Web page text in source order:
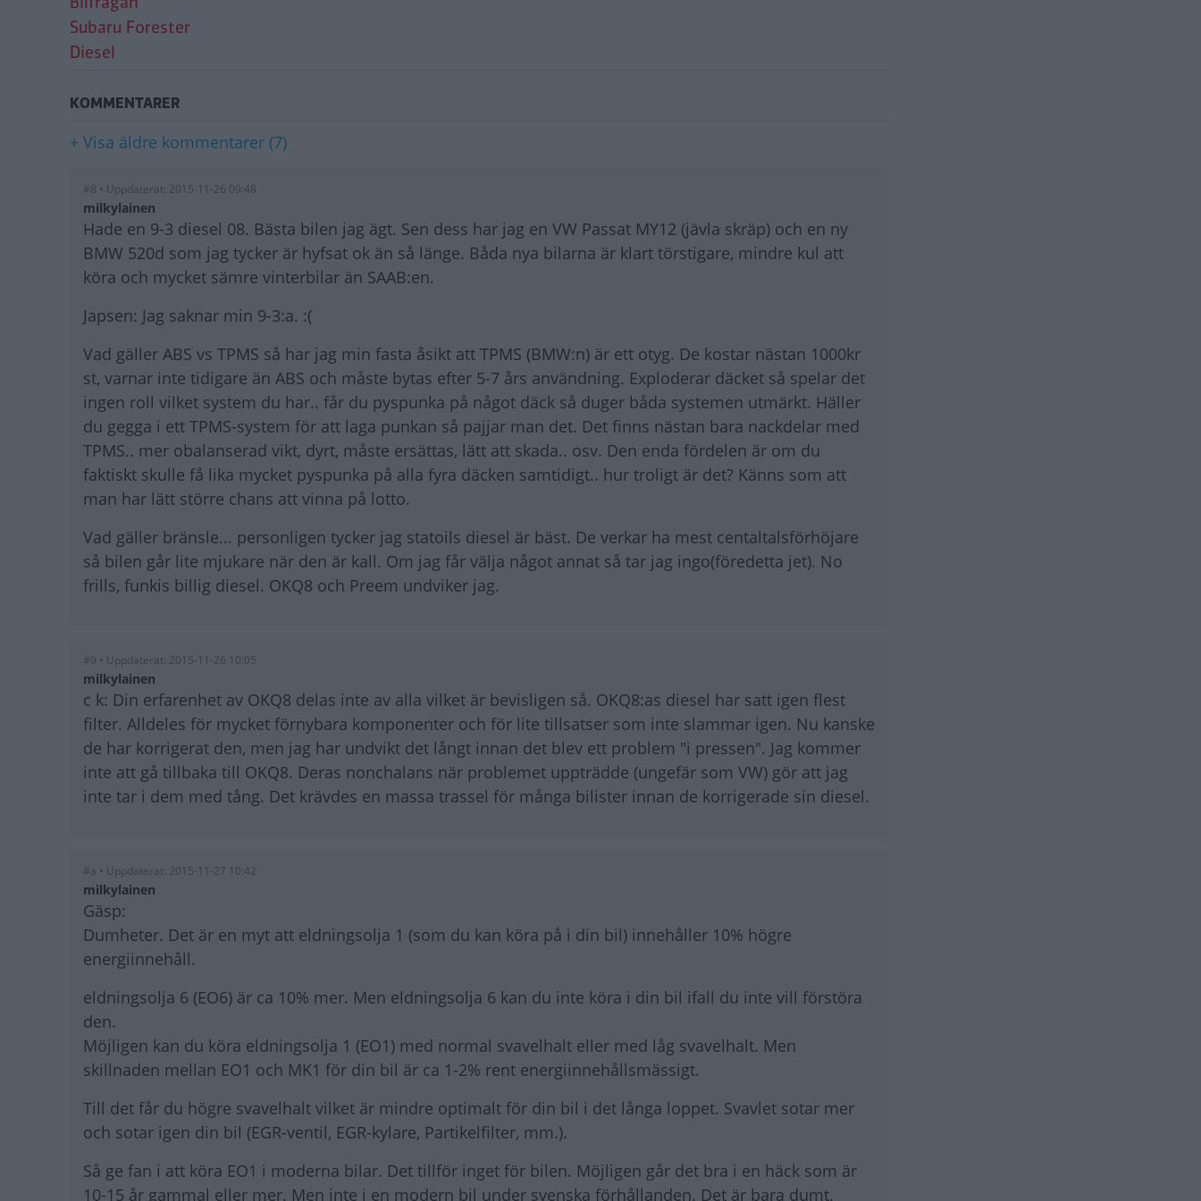
Subaru Forester
Diesel
KOMMENTARER
+ Visa äldre kommentarer (7)
#8 • Uppdaterat: 2015-11-26 09:48
milkylainen
Hade en 9-3 diesel 08. Bästa bilen jag ägt. Sen dess har jag en VW Passat MY12 (jävla skräp) och en ny
BMW 520d som jag tycker är hyfsat ok än så länge. Båda nya bilarna är klart törstigare, mindre kul att
köra och mycket sämre vinterbilar än SAAB:en.
Japsen: Jag saknar min 9-3:a. :(
Vad gäller ABS vs TPMS så har jag min fasta åsikt att TPMS (BMW:n) är ett otyg. De kostar nästan 1000kr
st, varnar inte tidigare än ABS och måste bytas efter 5-7 års användning. Exploderar däcket så spelar det
ingen roll vilket system du har.. får du pyspunka på något däck så duger båda systemen utmärkt. Häller
du gegga i ett TPMS-system för att laga punkan så pajjar man det. Det finns nästan bara nackdelar med
TPMS.. mer obalanserad vikt, dyrt, måste ersättas, lätt att skada.. osv. Den enda fördelen är om du
faktiskt skulle få lika mycket pyspunka på alla fyra däcken samtidigt.. hur troligt är det? Känns som att
man har lätt större chans att vinna på lotto.
Vad gäller bränsle... personligen tycker jag statoils diesel är bäst. De verkar ha mest centaltalsförhöjare
så bilen går lite mjukare när den är kall. Om jag får välja något annat så tar jag ingo(föredetta jet). No
frills, funkis billig diesel. OKQ8 och Preem undviker jag.
#9 • Uppdaterat: 2015-11-26 10:05
milkylainen
c k: Din erfarenhet av OKQ8 delas inte av alla vilket är bevisligen så. OKQ8:as diesel har satt igen flest
filter. Alldeles för mycket förnybara komponenter och för lite tillsatser som inte slammar igen. Nu kanske
de har korrigerat den, men jag har undvikt det långt innan det blev ett problem "i pressen". Jag kommer
inte att gå tillbaka till OKQ8. Deras nonchalans när problemet uppträdde (ungefär som VW) gör att jag
inte tar i dem med tång. Det krävdes en massa trassel för många bilister innan de korrigerade sin diesel.
#a • Uppdaterat: 2015-11-27 10:42
milkylainen
Gäsp:
Dumheter. Det är en myt att eldningsolja 1 (som du kan köra på i din bil) innehåller 10% högre
energiinnehåll.
eldningsolja 6 (EO6) är ca 10% mer. Men eldningsolja 6 kan du inte köra i din bil ifall du inte vill förstöra
den.
Möjligen kan du köra eldningsolja 1 (EO1) med normal svavelhalt eller med låg svavelhalt. Men
skillnaden mellan EO1 och MK1 för din bil är ca 1-2% rent energiinnehållsmässigt.
Till det får du högre svavelhalt vilket är mindre optimalt för din bil i det långa loppet. Svavlet sotar mer
och sotar igen din bil (EGR-ventil, EGR-kylare, Partikelfilter, mm.).
Så ge fan i att köra EO1 i moderna bilar. Det tillför inget för bilen. Möjligen går det bra i en häck som är
10-15 år gammal eller mer. Men inte i en modern bil under svenska förhållanden. Det är bara dumt.